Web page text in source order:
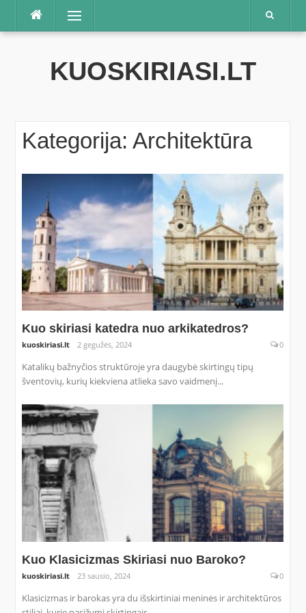
Praleisti
Meniu
KUOSKIRIASI.LT
Kategorija: Architektūra
Kuo skiriasi katedra nuo arkikatedros?
kuoskiriasi.lt 2 gegužės, 2024 0
Katalikų bažnyčios struktūroje yra daugybė skirtingų tipų
šventovių, kurių kiekviena atlieka savo vaidmenį...
Kuo Klasicizmas Skiriasi nuo Baroko?
kuoskiriasi.lt 23 sausio, 2024 0
Klasicizmas ir barokas yra du išskirtiniai meninės ir architektūros